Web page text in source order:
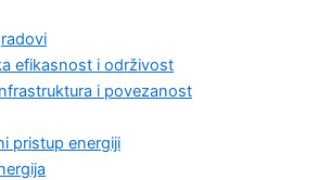
efikasnost i održivost
i povezanost
pristup energiji